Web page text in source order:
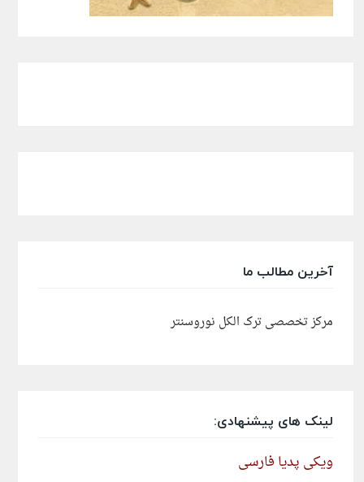
آخرین مطالب ما
مرکز تخصصی ترک الکل نوروسنتر
لینک های پیشنهادی:
ویکی پدیا فارسی